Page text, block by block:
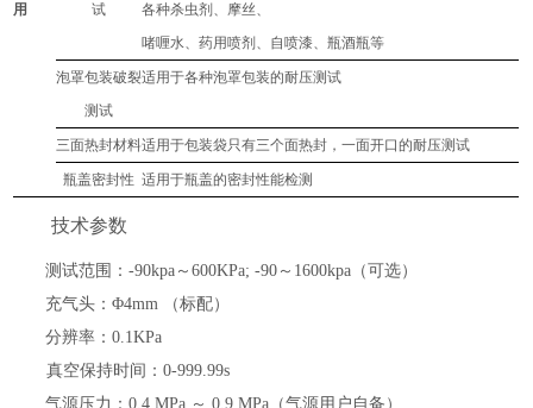
用
试
各种杀虫剂、摩丝、
啫喱水、药用喷剂、自喷漆、瓶酒瓶等
泡罩包装破裂
测试
适用于各种泡罩包装的耐压测试
三面热封材料适用于包装袋只有三个面热封，一面开口的耐压测试
瓶盖密封性 适用于瓶盖的密封性能检测
技术参数
测试范围：-90kpa～600KPa; -90～1600kpa（可选）
充气头：Φ4mm （标配）
分辨率：0.1KPa
真空保持时间：0-999.99s
气源压力：0.4 MPa ～ 0.9 MPa（气源用户自备）